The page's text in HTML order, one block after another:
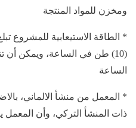
ومخزن للمواد المنتجة
الساعة
* المعمل من منشأ الالماني،
ذات المنشأ التركي، وأن المعمل